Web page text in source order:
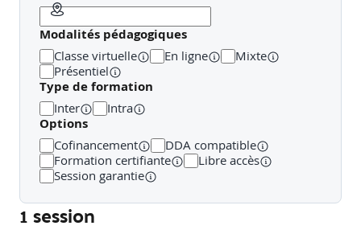
Modalités pédagogiques
Classe virtuelle En ligne
Mixte
Présentiel
Type de formation
Inter Intra
Options
Cofinancement
DDA compatible
Formation certifiante
Libre accès
Session garantie
1 session